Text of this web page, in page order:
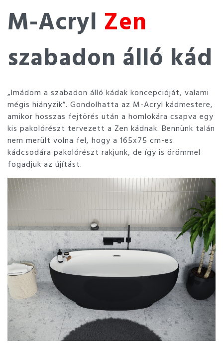
M-Acryl Zen
szabadon álló kád
„Imádom a szabadon álló kádak koncepcióját, valami
mégis hiányzik”. Gondolhatta az M-Acryl kádmestere,
amikor hosszas fejtörés után a homlokára csapva egy
kis pakolórészt tervezett a Zen kádnak. Bennünk talán
nem merült volna fel, hogy a 165x75 cm-es
kádcsodára pakolórészt rakjunk, de így is örömmel
fogadjuk az újítást.